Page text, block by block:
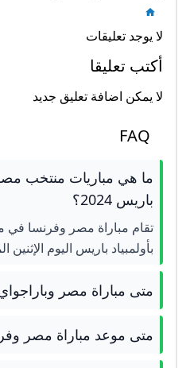
لا يوجد تعليقات
أكتب تعليقا
لا يمكن اضافة تعليق جديد
FAQ
ما هي مباريات منتخب
باريس 2024؟
تقام مباراة مصر وفرنسا في
بأولمبياد باريس اليوم الإثنين الموافق 5
متى مباراة مصر
متى موعد مباراة مصر